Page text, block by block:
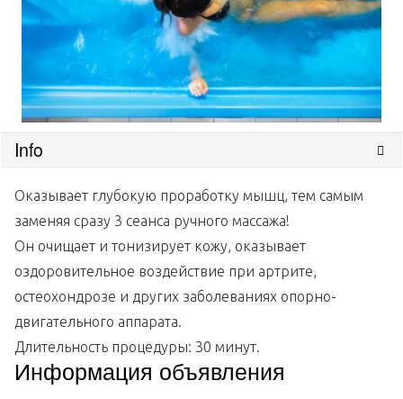
Info
Оказывает глубокую проработку мышц, тем самым
заменяя сразу 3 сеанса ручного массажа!
Он очищает и тонизирует кожу, оказывает
оздоровительное воздействие при артрите,
остеохондрозе и других заболеваниях опорно-
двигательного аппарата.
Длительность процедуры: 30 минут.
Информация объявления